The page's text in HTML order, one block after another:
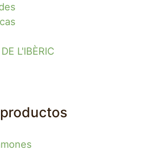
L'IBÈRIC